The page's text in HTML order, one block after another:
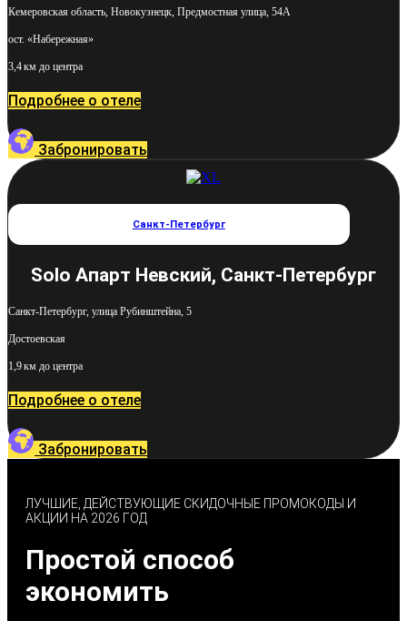
Кемеровская область, Новокузнецк, Предмостная улица, 54А
ост. «Набережная»
3,4 км до центра
Подробнее о отеле
Забронировать
Санкт-Петербург
Solo Апарт Невский, Санкт-Петербург
Санкт-Петербург, улица Рубинштейна, 5
Достоевская
1,9 км до центра
Подробнее о отеле
Забронировать
ЛУЧШИЕ, ДЕЙСТВУЮЩИЕ СКИДОЧНЫЕ ПРОМОКОДЫ И
АКЦИИ НА 2026 ГОД
Простой способ
экономить